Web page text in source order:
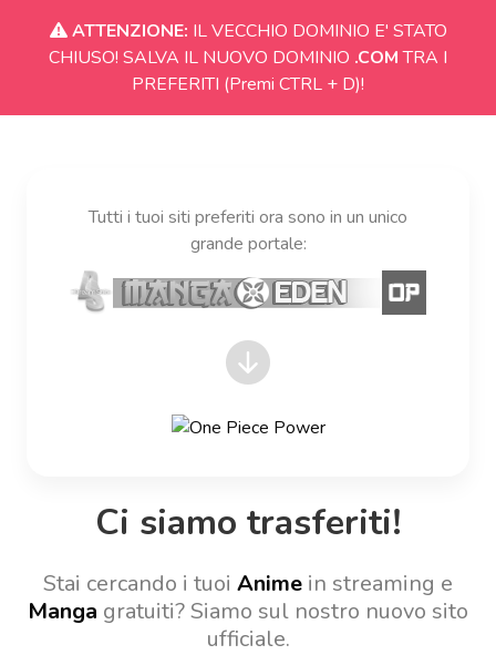
ATTENZIONE: IL VECCHIO DOMINIO E' STATO
CHIUSO! SALVA IL NUOVO DOMINIO .COMTRA I
PREFERITI (Premi CTRL + D)!
Tutti i tuoi siti preferiti ora sono in un unico
grande portale:
Ci siamo trasferiti!
Stai cercando i tuoi Anime in streaming e
Manga gratuiti? Siamo sul nostro nuovo sito
ufficiale.